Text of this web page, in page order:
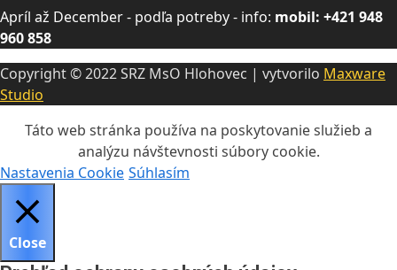
Apríl až December - podľa potreby - info: mobil: +421 948
960 858
Copyright © 2022 SRZ MsO Hlohovec | vytvorilo Maxware
Studio
Táto web stránka používa na poskytovanie služieb a
analýzu návštevnosti súbory cookie.
Nastavenia Cookie Súhlasím
Close